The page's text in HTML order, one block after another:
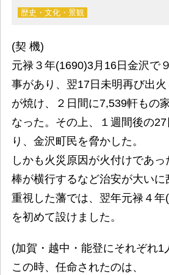
歴史・文化・景観
(契 機)
元禄３年(1690)3月16日金沢で
事があり、翌17日未明再び出
が焼け、２日間に7,539軒もの
なった。その上、１週間後の
り、金沢町民を脅かした。
しかも火災原因が火付けであ
棒が横行するなど治安が大いに
重視した藩では、翌年元禄４
を初めて設けました。
(加賀・越中・能登にそれぞれ1
この時、任命されたのは、